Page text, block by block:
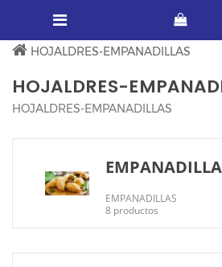
HOJALDRES-EMPANADILLAS
HOJALDRES-
HOJALDRES-EMPANADILLAS
EMPANADILLAS
8 productos